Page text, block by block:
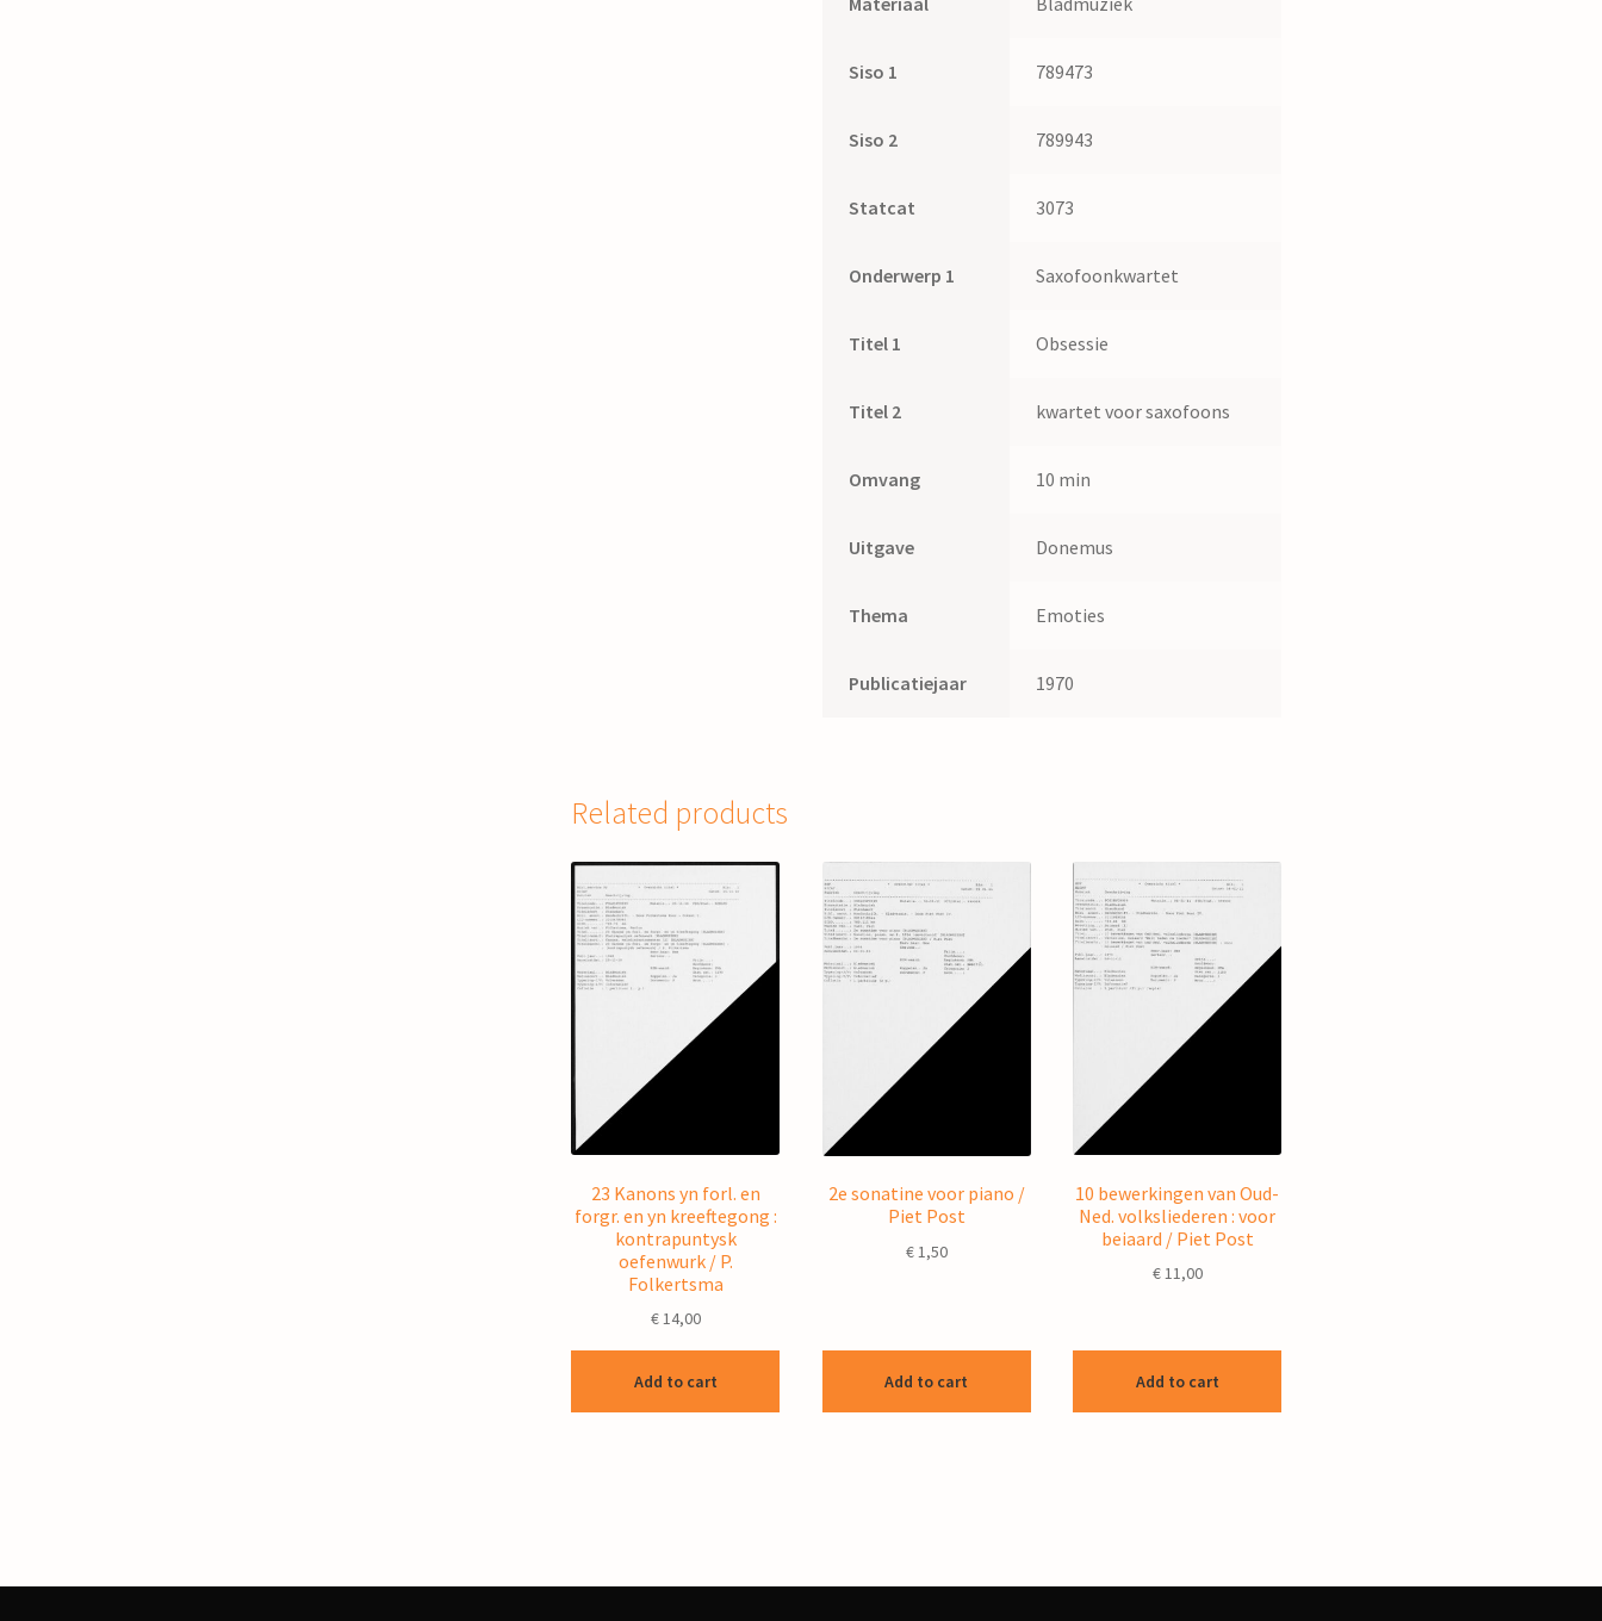
Siso 1 789473
Siso 2 789943
Statcat 3073
Onderwerp 1 Saxofoonkwartet
Titel 1 Obsessie
Titel 2 kwartet voor saxofoons
Omvang 10 min
Uitgave Donemus
Thema Emoties
Publicatiejaar 1970
Related products
23 Kanons yn forl. en
forgr. en yn kreeftegong :
kontrapuntysk
oefenwurk / P.
Folkertsma
€14,00
Add to cart
2e sonatine voor piano /
Piet Post
€1,50
Add to cart
10 bewerkingen van Oud-
Ned. volksliederen : voor
beiaard / Piet Post
€11,00
Add to cart